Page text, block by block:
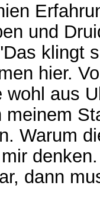
und
klingt
hier.
wohl aus
meinem
Warum
dann